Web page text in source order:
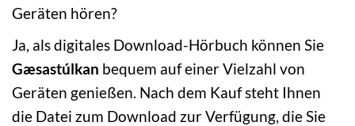
Geräten hören?
Ja, als digitales Download-Hörbuch können Sie
Gæsastúlkan bequem auf einer Vielzahl von
Geräten genießen. Nach dem Kauf steht Ihnen
die Datei zum Download zur Verfügung, die Sie